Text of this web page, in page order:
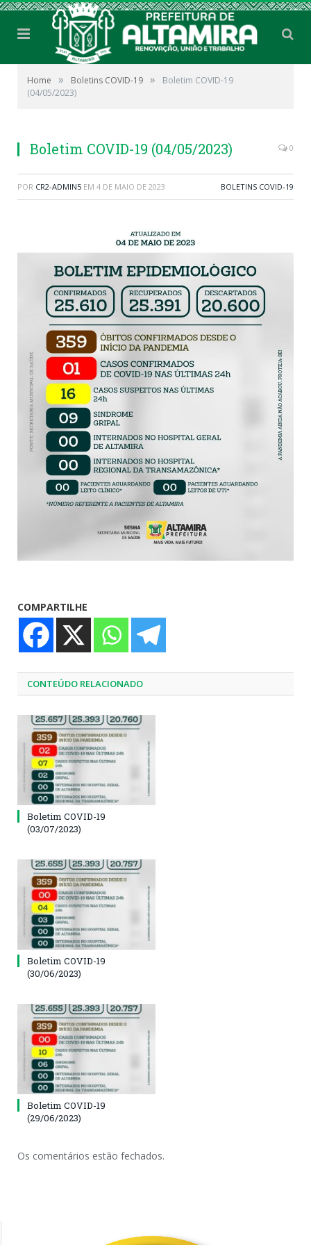
Home » Boletins COVID-19 »
Boletim COVID-19
(04/05/2023)
Boletim COVID-19 (04/05/2023) 0
POR CR2-ADMIN5 EM 4 DE MAIO DE 2023 BOLETINS COVID-19
COMPARTILHE
CONTEÚDO RELACIONADO
Boletim COVID-19
(03/07/2023)
Boletim COVID-19
(30/06/2023)
Boletim COVID-19
(29/06/2023)
Os comentários estão fechados.